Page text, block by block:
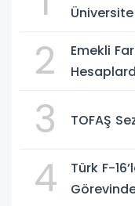
2
Emekli
3 TOFAŞ
4
Türk F-